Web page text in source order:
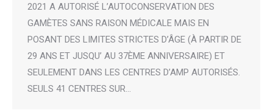
2021 A AUTORISÉ L’AUTOCONSERVATION DES
GAMÈTES SANS RAISON MÉDICALE MAIS EN
POSANT DES LIMITES STRICTES D’ÂGE (À PARTIR DE
29 ANS ET JUSQU’ AU 37ÈME ANNIVERSAIRE) ET
SEULEMENT DANS LES CENTRES D’AMP AUTORISÉS.
SEULS 41 CENTRES SUR…